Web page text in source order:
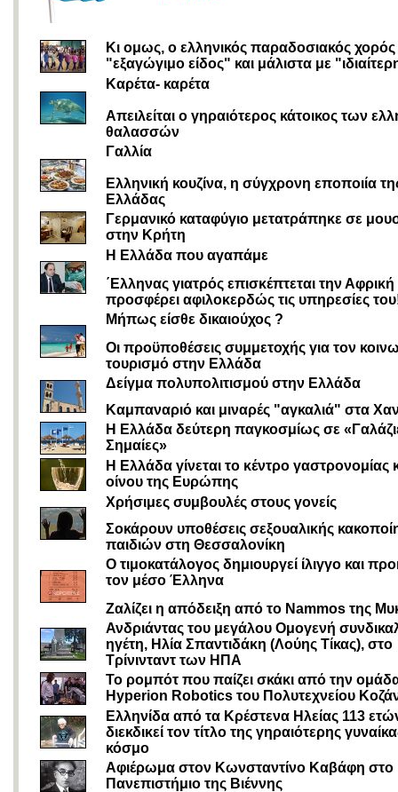
Κι ομως, ο ελληνικός παραδοσιακός χορός
"εξαγώγιμο είδος" και μάλιστα με
Kαρέτα- καρέτα
Απειλείται ο γηραιότερος κάτοικος των
θαλασσών
Γαλλία
Ελληνική κουζίνα, η σύγχρονη εποποιία
Ελλάδας
Γερμανικό καταφύγιο μετατράπηκε σε
στην Κρήτη
Η Ελλάδα που αγαπάμε
΄Ελληνας γιατρός επισκέπτεται την Αφρική
προσφέρει αφιλοκερδώς τις υπηρεσίες
Μήπως είσθε δικαιούχος ?
Οι προϋποθέσεις συμμετοχής για τον
τουρισμό στην Ελλάδα
Δείγμα πολυπολιτισμού στην Ελλάδα
Καμπαναριό και μιναρές "αγκαλιά" στα
Η Ελλάδα δεύτερη παγκοσμίως σε
Σημαίες»
Η Ελλάδα γίνεται το κέντρο γαστρονομίας
οίνου της Ευρώπης
Χρήσιμες συμβουλές στους γονείς
Σοκάρουν υποθέσεις σεξουαλικής
παιδιών στη Θεσσαλονίκη
O τιμοκατάλογος δημιουργεί ίλιγγο και
τον μέσο Έλληνα
Ζαλίζει η απόδειξη από το Nammos της
Ανδριάντας του μεγάλου Ομογενή
ηγέτη, Ηλία Σπαντιδάκη (Λούης Τίκας), στο
Τρίνινταντ των ΗΠΑ
Το ρομπότ που παίζει σκάκι από την
Hyperion Robotics του Πολυτεχνείου
Ελληνίδα από τα Κρέστενα Ηλείας 113
διεκδικεί τον τίτλο της γηραιότερης
κόσμο
Αφιέρωμα στον Κωνσταντίνο Καβάφη στο
Πανεπιστήμιο της Βιέννης